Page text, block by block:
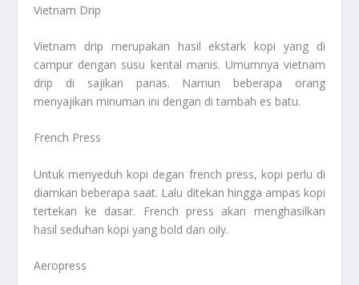
Vietnam Drip
Vietnam drip merupakan hasil ekstark kopi yang di
campur dengan susu kental manis. Umumnya vietnam
drip di sajikan panas. Namun beberapa orang
menyajikan minuman ini dengan di tambah es batu.
French Press
Untuk menyeduh kopi degan french press, kopi perlu di
diamkan beberapa saat. Lalu ditekan hingga ampas kopi
tertekan ke dasar. French press akan menghasilkan
hasil seduhan kopi yang bold dan oily.
Aeropress